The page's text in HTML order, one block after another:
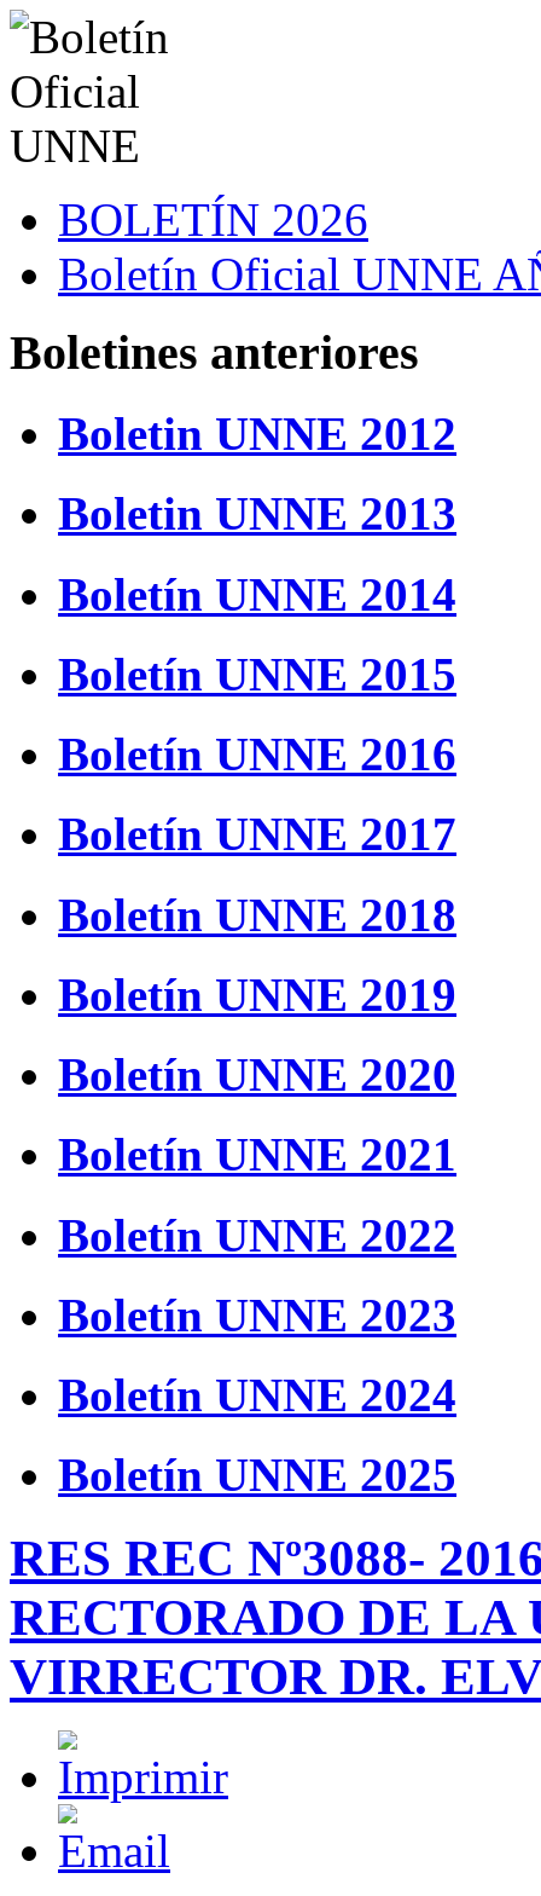
BOLETÍN 2026
Boletín Oficial UNNE
Boletines anteriores
Boletin UNNE 2012
Boletin UNNE 2013
Boletín UNNE 2014
Boletín UNNE 2015
Boletín UNNE 2016
Boletín UNNE 2017
Boletín UNNE 2018
Boletín UNNE 2019
Boletín UNNE 2020
Boletín UNNE 2021
Boletín UNNE 2022
Boletín UNNE 2023
Boletín UNNE 2024
Boletín UNNE 2025
RES REC Nº3088-
RECTORADO DE LA
VIRRECTOR DR.